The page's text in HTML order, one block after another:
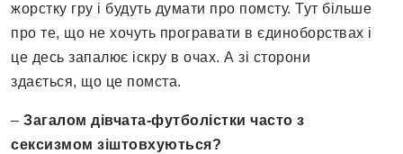
жорстку гру і будуть думати про помсту. Тут більше
про те, що не хочуть програвати в єдиноборствах і
це десь запалює іскру в очах. А зі сторони
здається, що це помста.
– Загалом дівчата-футболістки часто з
сексизмом зіштовхуються?